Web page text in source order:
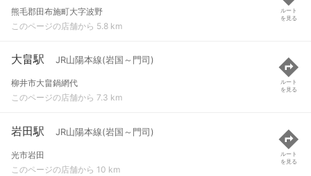
熊毛郡田布施町大字波野
このページの店舗から 5.8 km
ルート
を見る
大畠駅 JR山陽本線(岩国～門司)
柳井市大畠鍋網代
このページの店舗から 7.3 km
ルート
を見る
岩田駅 JR山陽本線(岩国～門司)
光市岩田
このページの店舗から 10 km
ルート
を見る